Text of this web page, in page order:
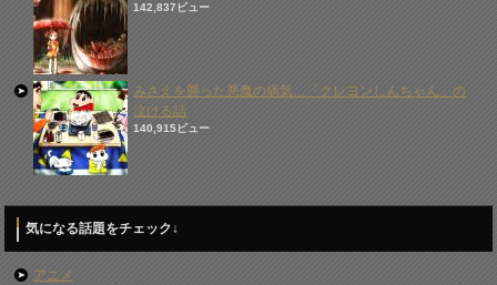
142,837ビュー
みさえを襲った悪魔の病気…「クレヨンしんちゃん」の
泣ける話
140,915ビュー
気になる話題をチェック↓
アニメ